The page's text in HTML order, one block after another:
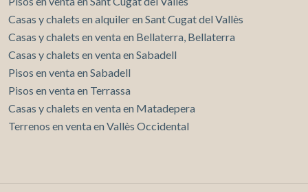
Casas y chalets en alquiler en Sant Cugat del Vallès
Casas y chalets en venta en Bellaterra, Bellaterra
Casas y chalets en venta en Sabadell
Pisos en venta en Sabadell
Pisos en venta en Terrassa
Casas y chalets en venta en Matadepera
Terrenos en venta en Vallès Occidental